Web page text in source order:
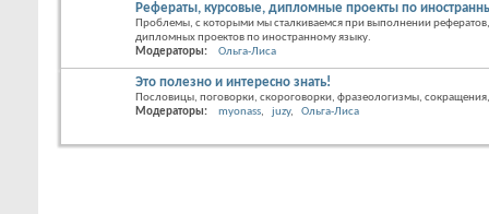
Рефераты, курсовые, дипломные проекты по
Проблемы, с которыми мы сталкиваемся при выполнении
дипломных проектов по иностранному языку.
Модераторы:
Ольга-Лиса
Это полезно и интересно знать!
Пословицы, поговорки, скороговорки, фразеологизмы,
Модераторы:
myonass juzy Ольга-Лиса